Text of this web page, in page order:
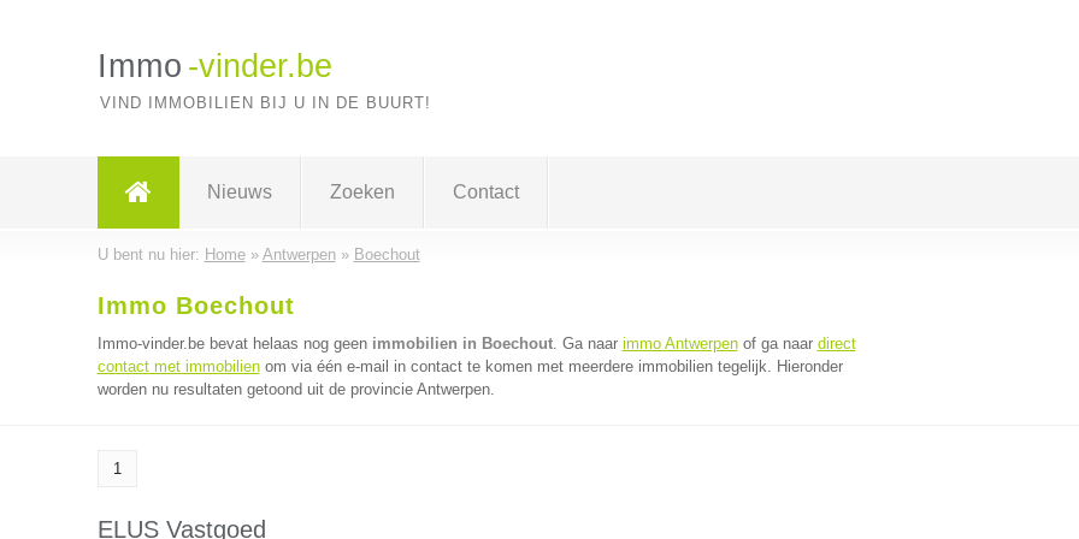
Immo -vinder.be
VIND IMMOBILIEN BIJ U IN DE BUURT!
Nieuws Zoeken Contact
U bent nu hier: Home» Antwerpen» Boechout
Immo Boechout
Immo-vinder.be bevat helaas nog geen immobilien in Boechout. Ga naar immo Antwerpenof ga naar direct
contact met immobilienom via één e-mail in contact te komen met meerdere immobilien tegelijk. Hieronder
worden nu resultaten getoond uit de provincie Antwerpen.
1
ELUS Vastgoed